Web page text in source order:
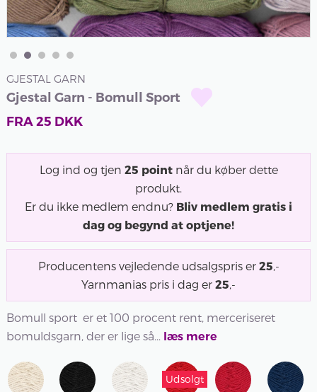
GJESTAL GARN
Gjestal Garn - Bomull Sport
FRA25 DKK
Log ind og tjen 25 pointnår du køber dette
produkt.
Er du ikke medlem endnu? Bliv medlem gratis i
dag og begynd at optjene!
Producentens vejledende udsalgspris er 25,-
Yarnmanias pris i dag er 25,-
Bomull sport er et 100 procent rent, merceriseret
bomuldsgarn, der er lige så... læs mere
Udsolgt